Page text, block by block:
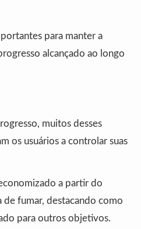
para manter a
alcançado ao longo
muitos desses
os usuários a controlar suas
a partir do
de fumar, destacando como
para outros objetivos.